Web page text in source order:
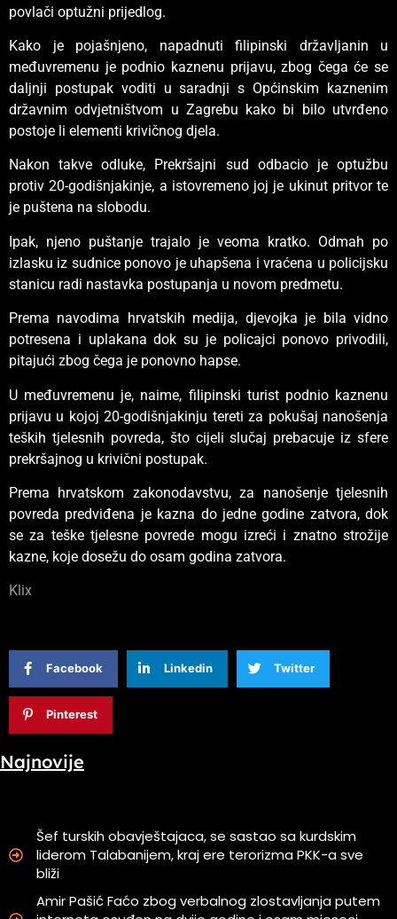
povlači optužni prijedlog.
Kako je pojašnjeno, napadnuti filipinski državljanin u
međuvremenu je podnio kaznenu prijavu, zbog čega će se
daljnji postupak voditi u saradnji s Općinskim kaznenim
državnim odvjetništvom u Zagrebu kako bi bilo utvrđeno
postoje li elementi krivičnog djela.
Nakon takve odluke, Prekršajni sud odbacio je optužbu
protiv 20-godišnjakinje, a istovremeno joj je ukinut pritvor te
je puštena na slobodu.
Ipak, njeno puštanje trajalo je veoma kratko. Odmah po
izlasku iz sudnice ponovo je uhapšena i vraćena u policijsku
stanicu radi nastavka postupanja u novom predmetu.
Prema navodima hrvatskih medija, djevojka je bila vidno
potresena i uplakana dok su je policajci ponovo privodili,
pitajući zbog čega je ponovno hapse.
U međuvremenu je, naime, filipinski turist podnio kaznenu
prijavu u kojoj 20-godišnjakinju tereti za pokušaj nanošenja
teških tjelesnih povreda, što cijeli slučaj prebacuje iz sfere
prekršajnog u krivični postupak.
Prema hrvatskom zakonodavstvu, za nanošenje tjelesnih
povreda predviđena je kazna do jedne godine zatvora, dok
se za teške tjelesne povrede mogu izreći i znatno strožije
kazne, koje dosežu do osam godina zatvora.
Klix
Facebook Linkedin Twitter
Pinterest
Najnovije
Šef turskih obavještajaca, se sastao sa kurdskim
liderom Talabanijem, kraj ere terorizma PKK-a sve
bliži
Amir Pašić Faćo zbog verbalnog zlostavljanja putem